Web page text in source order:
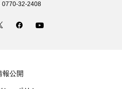
0770-32-2408
報公開